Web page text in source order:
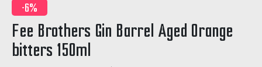
-6%
Fee Brothers Gin Barrel Aged Orange
bitters 150ml